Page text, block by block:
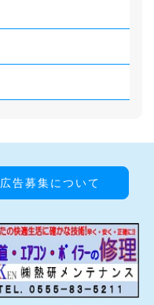
広告募集について